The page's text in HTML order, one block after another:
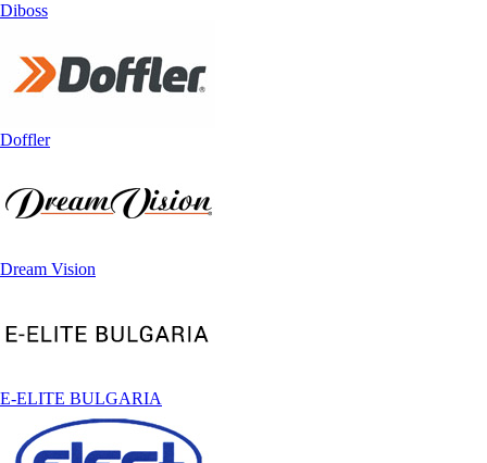
Diboss
Doffler
Dream Vision
E-ELITE BULGARIA